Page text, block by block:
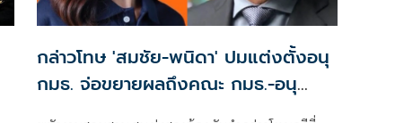
กล่าวโทษ 'สมชัย-พนิดา' ปมแต่งตั้งอนุ
กมธ. จ่อขยายผลถึงคณะ กมธ.-อนุ